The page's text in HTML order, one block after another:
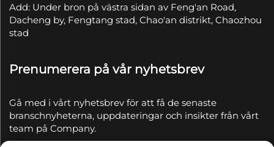
Add: Under bron på västra sidan av Feng'an Road,
Dacheng by, Fengtang stad, Chao'an distrikt, Chaozhou
stad
Prenumerera på vår nyhetsbrev
Gå med i vårt nyhetsbrev för att få de senaste
branschnyheterna, uppdateringar och insikter från vårt
team på Company.